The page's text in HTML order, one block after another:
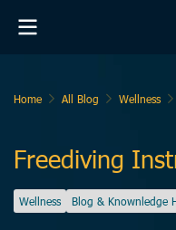
Home All Blog Wellness
Freediving
Wellness Blog & Knownledge